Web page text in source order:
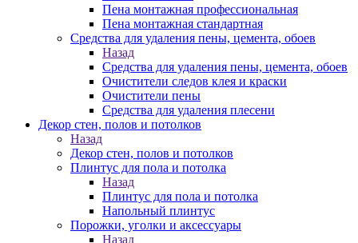
Пена монтажная профессиональная
Пена монтажная стандартная
Средства для удаления пены, цемента, обоев
Назад
Средства для удаления пены, цемента, обоев
Очистители следов клея и краски
Очистители пены
Средства для удаления плесени
Декор стен, полов и потолков
Назад
Декор стен, полов и потолков
Плинтус для пола и потолка
Назад
Плинтус для пола и потолка
Напольный плинтус
Порожки, уголки и аксессуары
Назад